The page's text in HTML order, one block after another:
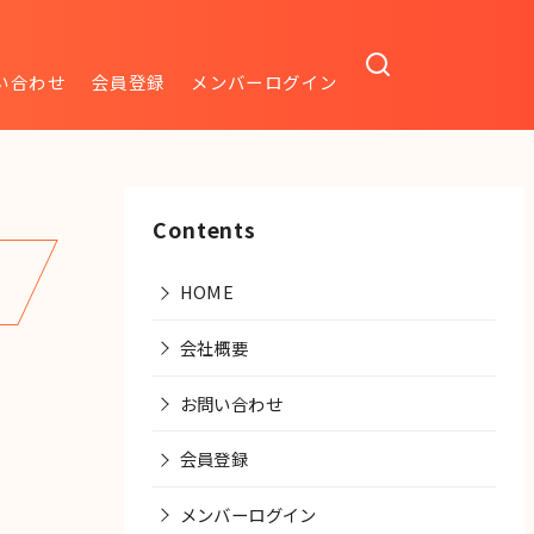
合わせ 会員登録 メンバーログイン
Contents
HOME
会社概要
お問い合わせ
会員登録
メンバーログイン